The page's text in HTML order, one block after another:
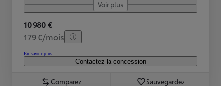
Voir plus
10 980 €
179 €/mois
En savoir plus
Contactez la concession
Comparez Sauvegardez